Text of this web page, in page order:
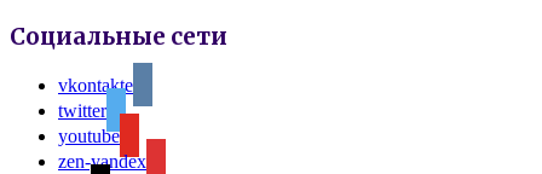
Социальные сети
vkontakte
twitter
youtube
zen-yandex